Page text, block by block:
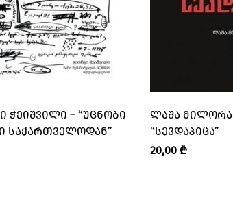
ᲭᲔᲘᲨᲕᲘᲚᲘ – “ᲣᲪᲜᲝᲑᲘ
ᲡᲐᲥᲐᲠᲗᲕᲔᲚᲝᲓᲐᲜ”
ᲚᲐᲨᲐ
“ᲡᲔᲕᲓᲐᲞᲘᲪᲐ”
20,00 ₾